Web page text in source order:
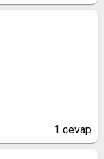
1 cevap